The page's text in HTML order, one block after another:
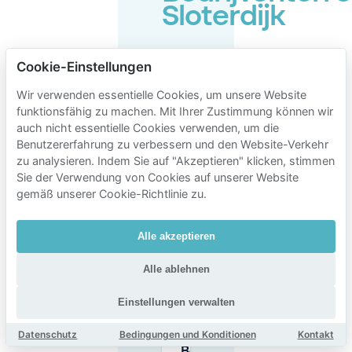
Sloterdijk
P+R
Sloterdijk
(24-
Stunden-
Parken)?
Wie
bei P+R
Sloterdijk
parken?
rund um das
Cookie-Einstellungen
Wir verwenden essentielle Cookies, um unsere Website
funktionsfähig zu machen. Mit Ihrer Zustimmung können wir
auch nicht essentielle Cookies verwenden, um die
Benutzererfahrung zu verbessern und den Website-Verkehr
zu analysieren. Indem Sie auf "Akzeptieren" klicken, stimmen
Sie der Verwendung von Cookies auf unserer Website
gemäß unserer Cookie-Richtlinie zu.
Alle akzeptieren
Alle ablehnen
Einstellungen verwalten
Datenschutz Bedingungen und Konditionen Kontakt